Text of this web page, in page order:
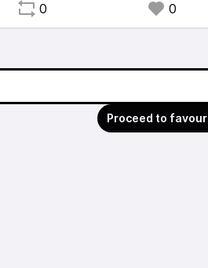
0 0
Proceed to